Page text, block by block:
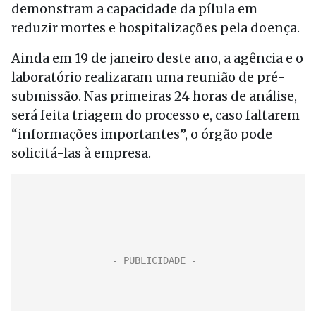
demonstram a capacidade da pílula em
reduzir mortes e hospitalizações pela doença.
Ainda em 19 de janeiro deste ano, a agência e o
laboratório realizaram uma reunião de pré-
submissão. Nas primeiras 24 horas de análise,
será feita triagem do processo e, caso faltarem
“informações importantes”, o órgão pode
solicitá-las à empresa.